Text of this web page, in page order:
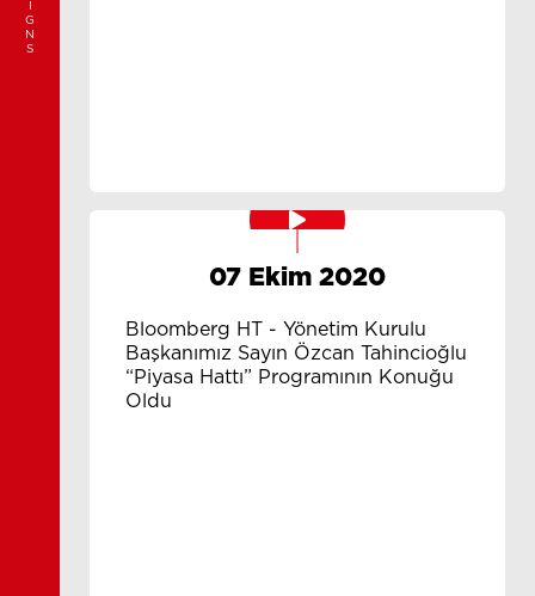
G
N
S
07 Ekim 2020
Bloomberg HT - Yönetim Kurulu
Başkanımız Sayın Özcan Tahincioğlu
“Piyasa Hattı” Programının Konuğu
Oldu